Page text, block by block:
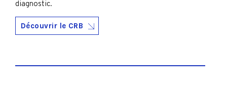
diagnostic.
Découvrir le CRB